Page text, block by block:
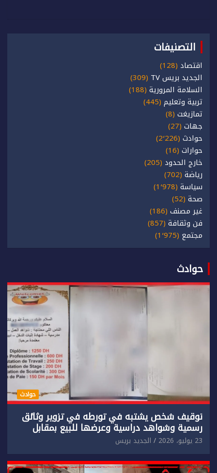
التصنيفات
اقتصاد (128)
الجديد بريس TV
(309)
السلامة المرورية (188)
تربية وتعليم (445)
تمازيغت (8)
جهات (27)
حوادث (2٬226)
حوارات (16)
خارج الحدود (205)
رياضة (702)
سياسة (1٬978)
صحة (52)
غير مصنف (186)
فن وثقافة (857)
مجتمع (1٬975)
حوادث
حوادث
توقيف شخص يشتبه في تورطه في تزوير وثائق
رسمية وشواهد دراسية وعرضها للبيع بمقابل
مادي.
23 يوليو، 2026 الجديد بريس